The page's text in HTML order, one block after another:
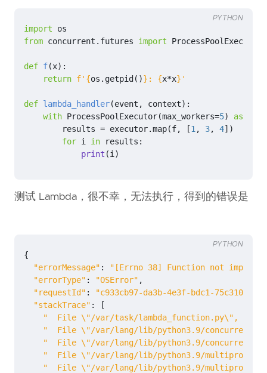
import
os
from concurrent.futures import ProcessPoolExecutor
def f(x):
return f' {os . getpid ()} : {x*x} '
def lambda_handler(event , context):
with ProcessPoolExecutor(max_workers=5) as
results = executor.map(f, [1 , 3, 4])
for i in results :
print (i )
PYTHON
测试 Lambda，很不幸，无法执行，得到的错误是
{
"errorMessage" :
"[Errno 38] Function not
"errorType" : "OSError" ,
"requestId" :
"c933cb97-da3b-4e3f-bdc1-
"stackTrace" :
[
"  File \"/var/task/lambda_function.py\" , line
"  File \"/var/lang/lib/python3.9/concurrent/
"  File \"/var/lang/lib/python3.9/concurrent/
"  File \"/var/lang/lib/python3.9/
"  File \"/var/lang/lib/python3.9/
PYTHON